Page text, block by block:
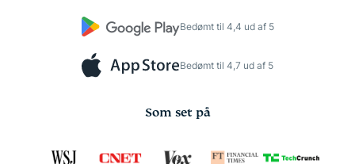
Bedømt til 4,4 ud af 5
Bedømt til 4,7 ud af 5
Som set på